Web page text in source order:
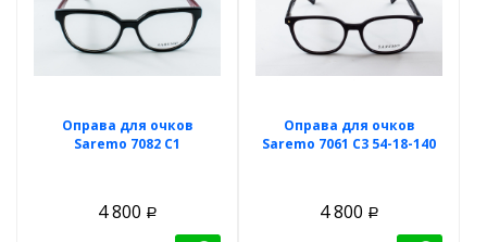
Оправа для очков
Saremo 7082 C1
4 800 Р
Оправа для очков
Saremo 7061 C3 54-18-140
4 800 Р